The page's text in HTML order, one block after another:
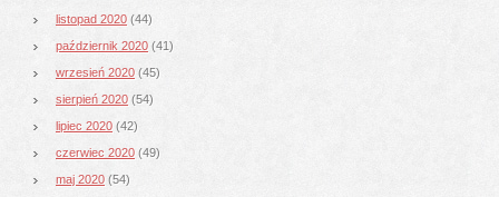
listopad 2020 (44)
październik 2020 (41)
wrzesień 2020 (45)
sierpień 2020 (54)
lipiec 2020 (42)
czerwiec 2020 (49)
maj 2020 (54)